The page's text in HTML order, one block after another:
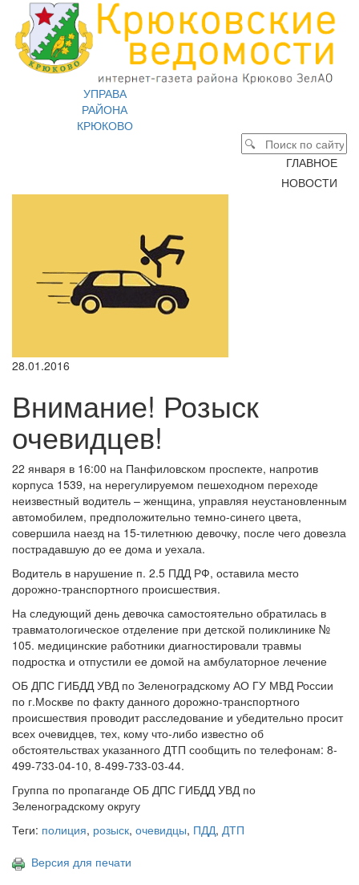
УПРАВА
РАЙОНА
КРЮКОВО
ГЛАВНОЕ
НОВОСТИ
28.01.2016
Внимание! Розыск
очевидцев!
22 января в 16:00 на Панфиловском проспекте, напротив
корпуса 1539, на нерегулируемом пешеходном переходе
неизвестный водитель – женщина, управляя неустановленным
автомобилем, предположительно темно-синего цвета,
совершила наезд на 15-тилетнюю девочку, после чего довезла
пострадавшую до ее дома и уехала.
Водитель в нарушение п. 2.5 ПДД РФ, оставила место
дорожно-транспортного происшествия.
На следующий день девочка самостоятельно обратилась в
травматологическое отделение при детской поликлинике №
105. медицинские работники диагностировали травмы
подростка и отпустили ее домой на амбулаторное лечение
ОБ ДПС ГИБДД УВД по Зеленоградскому АО ГУ МВД России
по г.Москве по факту данного дорожно-транспортного
происшествия проводит расследование и убедительно просит
всех очевидцев, тех, кому что-либо известно об
обстоятельствах указанного ДТП сообщить по телефонам: 8-
499-733-04-10, 8-499-733-03-44.
Группа по пропаганде ОБ ДПС ГИБДД УВД по
Зеленоградскому округу
Теги: полиция, розыск, очевидцы, ПДД, ДТП
Версия для печати